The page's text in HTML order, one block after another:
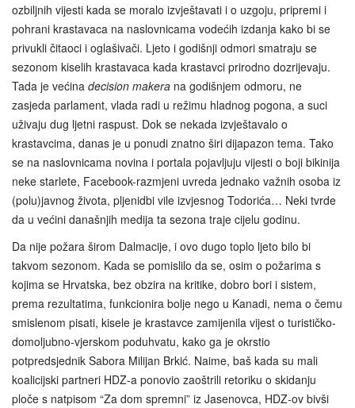
ozbiljnih vijesti kada se moralo izvještavati i o uzgoju, pripremi i
pohrani krastavaca na naslovnicama vodećih izdanja kako bi se
privukli čitaoci i oglašivači. Ljeto i godišnji odmori smatraju se
sezonom kiselih krastavaca kada krastavci prirodno dozrijevaju.
Tada je većina decision makera na godišnjem odmoru, ne
zasjeda parlament, vlada radi u režimu hladnog pogona, a suci
uživaju dug ljetni raspust. Dok se nekada izvještavalo o
krastavcima, danas je u ponudi znatno širi dijapazon tema. Tako
se na naslovnicama novina i portala pojavljuju vijesti o boji bikinija
neke starlete, Facebook-razmjeni uvreda jednako važnih osoba iz
(polu)javnog života, pljenidbi vile izvjesnog Todorića… Neki tvrde
da u većini današnjih medija ta sezona traje cijelu godinu.
Da nije požara širom Dalmacije, i ovo dugo toplo ljeto bilo bi
takvom sezonom. Kada se pomislilo da se, osim o požarima s
kojima se Hrvatska, bez obzira na kritike, dobro bori i sistem,
prema rezultatima, funkcionira bolje nego u Kanadi, nema o čemu
smislenom pisati, kisele je krastavce zamijenila vijest o turističko-
domoljubno-vjerskom poduhvatu, kako ga je okrstio
potpredsjednik Sabora Milijan Brkić. Naime, baš kada su mali
koalicijski partneri HDZ-a ponovio zaoštrili retoriku o skidanju
ploče s natpisom “Za dom spremni” iz Jasenovca, HDZ‑ov bivši